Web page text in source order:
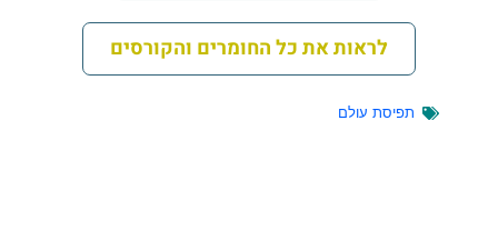
לראות את כל החומרים והקורסים
תפיסת עולם